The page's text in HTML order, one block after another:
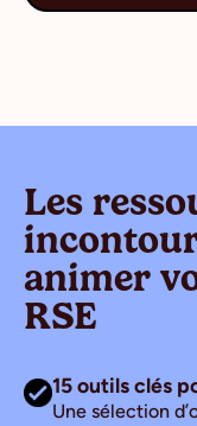
Les
animer
RSE
15 outils clés
Une sélection